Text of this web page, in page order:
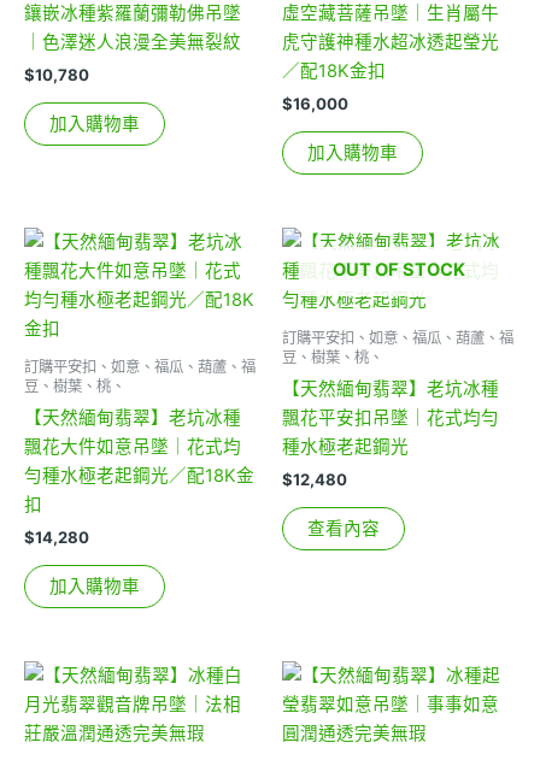
鑲嵌冰種紫羅蘭彌勒佛吊墜
｜色澤迷人浪漫全美無裂紋
$10,780
加入購物車
虛空藏菩薩吊墜｜生肖屬牛
虎守護神種水超冰透起瑩光
／配18K金扣
$16,000
加入購物車
訂購平安扣、如意、福瓜、葫蘆、福
豆、樹葉、桃、
【天然緬甸翡翠】老坑冰種
飄花大件如意吊墜｜花式均
勻種水極老起鋼光／配18K金
扣
$14,280
加入購物車
OUT OF STOCK
訂購平安扣、如意、福瓜、葫蘆、福
豆、樹葉、桃、
【天然緬甸翡翠】老坑冰種
飄花平安扣吊墜｜花式均勻
種水極老起鋼光
$12,480
查看內容